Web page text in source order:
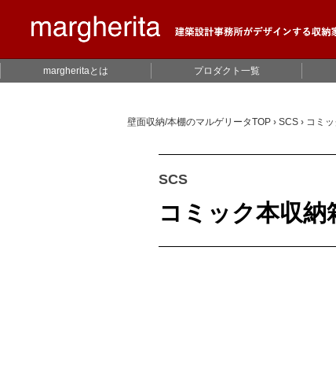
margheritaとは プロダクト一覧
壁面収納/本棚のマルゲリータTOP › SCS › コミ
SCS
コミック本収